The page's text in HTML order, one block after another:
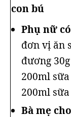
con bú
Phụ nữ
đơn vị ăn
đương
200ml
200ml
Bà mẹ